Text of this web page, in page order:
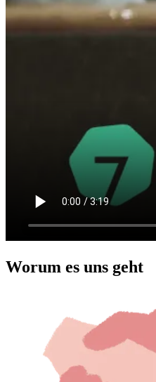
Worum es uns geht